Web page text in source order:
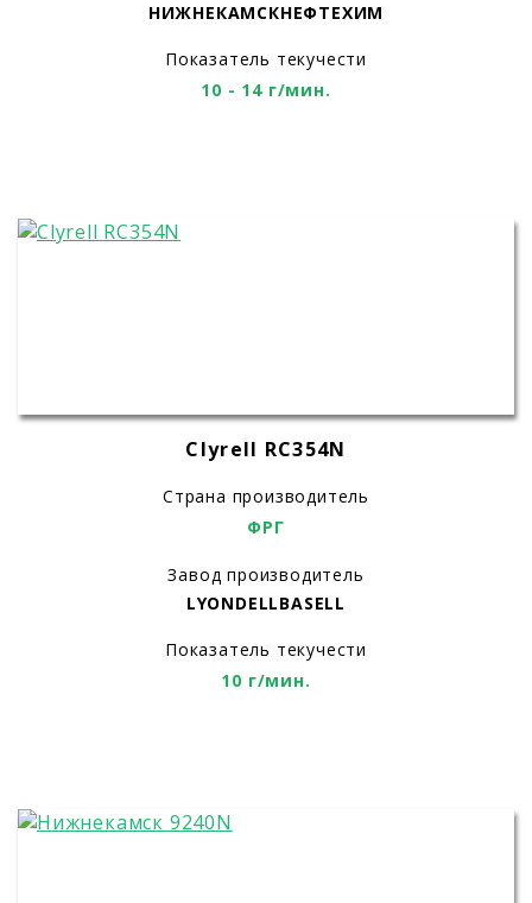
НИЖНЕКАМСКНЕФТЕХИМ
Показатель текучести
10 - 14 г/мин.
Clyrell RC354N
Страна производитель
ФРГ
Завод производитель
LYONDELLBASELL
Показатель текучести
10 г/мин.